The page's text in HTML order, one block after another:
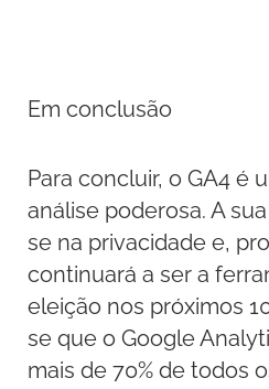
Em conclusão
Para concluir, o GA4 é
análise poderosa. A
se na privacidade e,
continuará a ser a
eleição nos próximos
se que o Google
mais de 70% de todos